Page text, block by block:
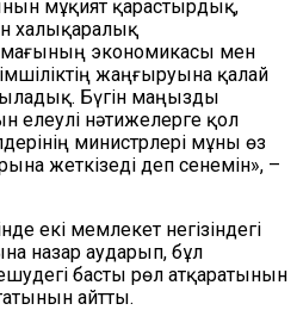
мұқият қарастырдық,
халықаралық
экономикасы мен
жаңғыруына қалай
Бүгін маңызды
елеулі нәтижелерге қол
министрлері мұны өз
жеткізеді деп сенемін», –
екі мемлекет негізіндегі
назар аударып, бұл
басты рөл атқаратынын
айтты.